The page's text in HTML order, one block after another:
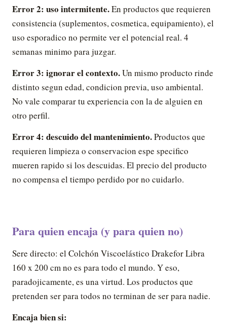
Error 2: uso intermitente.En productos que requieren
consistencia (suplementos, cosmetica, equipamiento), el
uso esporadico no permite ver el potencial real. 4
semanas minimo para juzgar.
Error 3: ignorar el contexto.Un mismo producto rinde
distinto segun edad, condicion previa, uso ambiental.
No vale comparar tu experiencia con la de alguien en
otro perfil.
Error 4: descuido del mantenimiento.Productos que
requieren limpieza o conservacion espe specifico
mueren rapido si los descuidas. El precio del producto
no compensa el tiempo perdido por no cuidarlo.
Para quien encaja (y para quien no)
Sere directo: el Colchón Viscoelástico Drakefor Libra
160 x 200 cm no es para todo el mundo. Y eso,
paradojicamente, es una virtud. Los productos que
pretenden ser para todos no terminan de ser para nadie.
Encaja bien si: